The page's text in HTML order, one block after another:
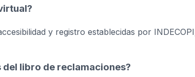
y registro establecidas por
libro de reclamaciones?